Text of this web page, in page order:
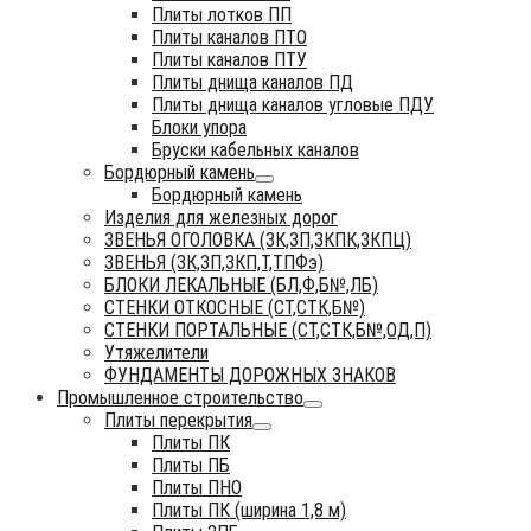
Плиты лотков ПП
Плиты каналов ПТО
Плиты каналов ПТУ
Плиты днища каналов ПД
Плиты днища каналов угловые ПДУ
Блоки упора
Бруски кабельных каналов
Бордюрный камень
Бордюрный камень
Изделия для железных дорог
ЗВЕНЬЯ ОГОЛОВКА (ЗК,ЗП,ЗКПК,ЗКПЦ)
ЗВЕНЬЯ (ЗК,ЗП,ЗКП,Т,ТПФэ)
БЛОКИ ЛЕКАЛЬНЫЕ (БЛ,Ф,Б№,ЛБ)
СТЕНКИ ОТКОСНЫЕ (СТ,СТК,Б№)
СТЕНКИ ПОРТАЛЬНЫЕ (СТ,СТК,Б№,ОД,П)
Утяжелители
ФУНДАМЕНТЫ ДОРОЖНЫХ ЗНАКОВ
Промышленное строительство
Плиты перекрытия
Плиты ПК
Плиты ПБ
Плиты ПНО
Плиты ПК (ширина 1,8 м)